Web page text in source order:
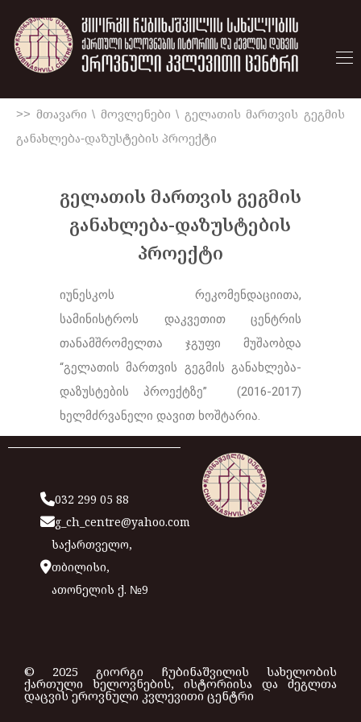
>> მთავარი \ მოვლენები \ გელათის მართვის გეგმის
განახლება-დაზუსტების პროექტი
გელათის მართვის გეგმის
განახლება-დაზუსტების
პროექტი
იუნესკოს რეკომენდაციითა,
სამინისტროს დაკვეთით ცენტრის
თანამშრომელთა ჯგუფი მუშაობდა
“გელათის მართვის გეგმის განახლება-
დაზუსტების პროექტზე” (2016-2017)
ხელმძრვანელი დავით ხოშტარია.
032 299 05 88
g_ch_centre@yahoo.com
საქართველო,
თბილისი,
ათონელის ქ. №9
© 2025 გიორგი ჩუბინაშვილის სახელობის
ქართული ხელოვნების, ისტორიისა და ძეგლთა
დაცვის ეროვნული კვლევითი ცენტრი